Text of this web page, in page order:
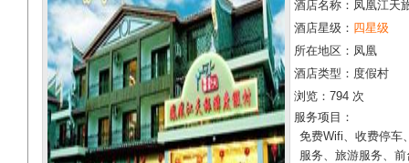
酒店名称：凤凰江天
酒店星级： 四星级
所在地区：凤凰
酒店类型：度假村
浏览：794 次
服务项目：
免费Wifi、收费停车
服务、旅游服务、